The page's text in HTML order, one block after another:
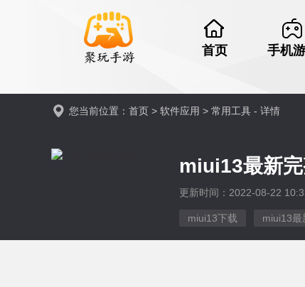
首页 手机
您当前位置： 首页 > 软件应用 > 常用工具 - 详情
miui13最新
更新时间：2022-08-22
miui13下载 miui13最